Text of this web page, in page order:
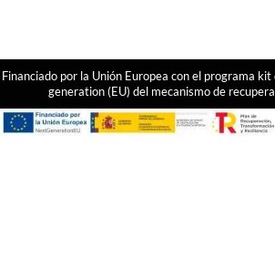
Financiado por la Unión Europea con el programa
generation (EU) del mecanismo de